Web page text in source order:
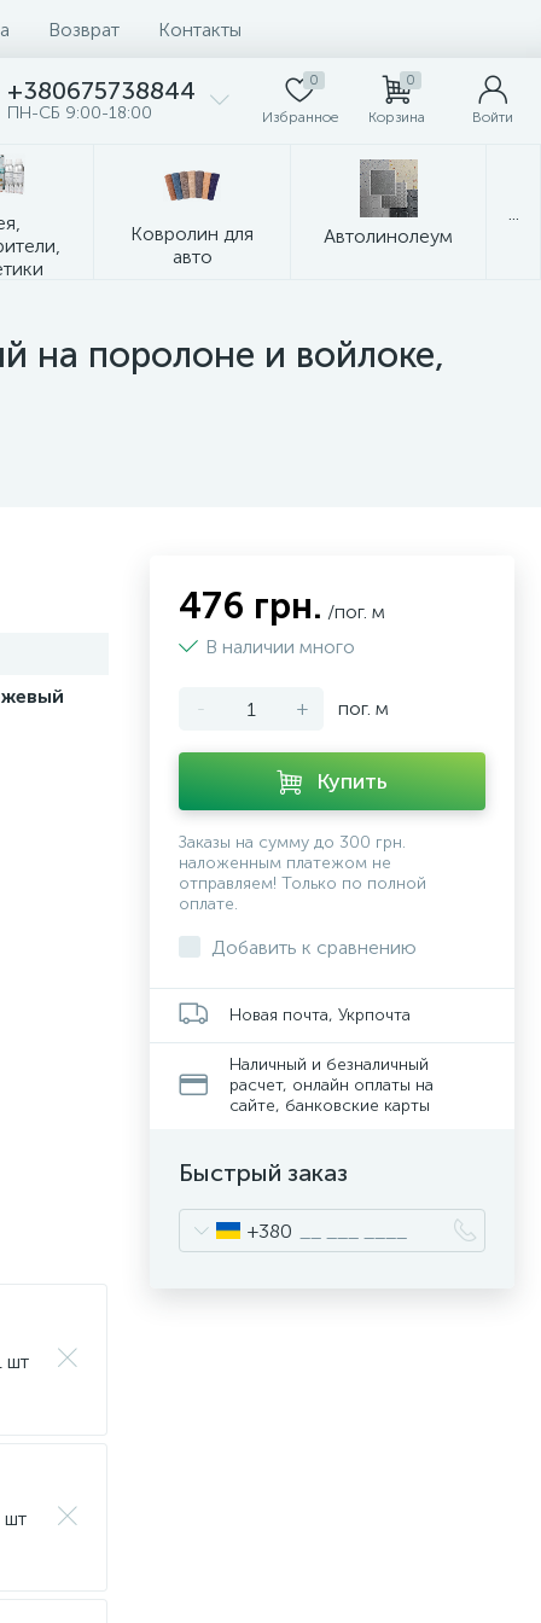
Возврат Контакты
+380675738844
ПН-СБ 9:00-18:00
0
Избранное
0
Корзина Войти
Ковролин для
авто
Автолинолеум
на поролоне и войлоке,
шт
шт
476 грн. /пог. м
В наличии много
- + пог. м
Купить
Заказы на сумму до 300 грн.
наложенным платежом не
отправляем! Только по полной
оплате.
Добавить к сравнению
Новая почта, Укрпочта
Наличный и безналичный
расчет, онлайн оплаты на
сайте, банковские карты
Быстрый заказ
+380